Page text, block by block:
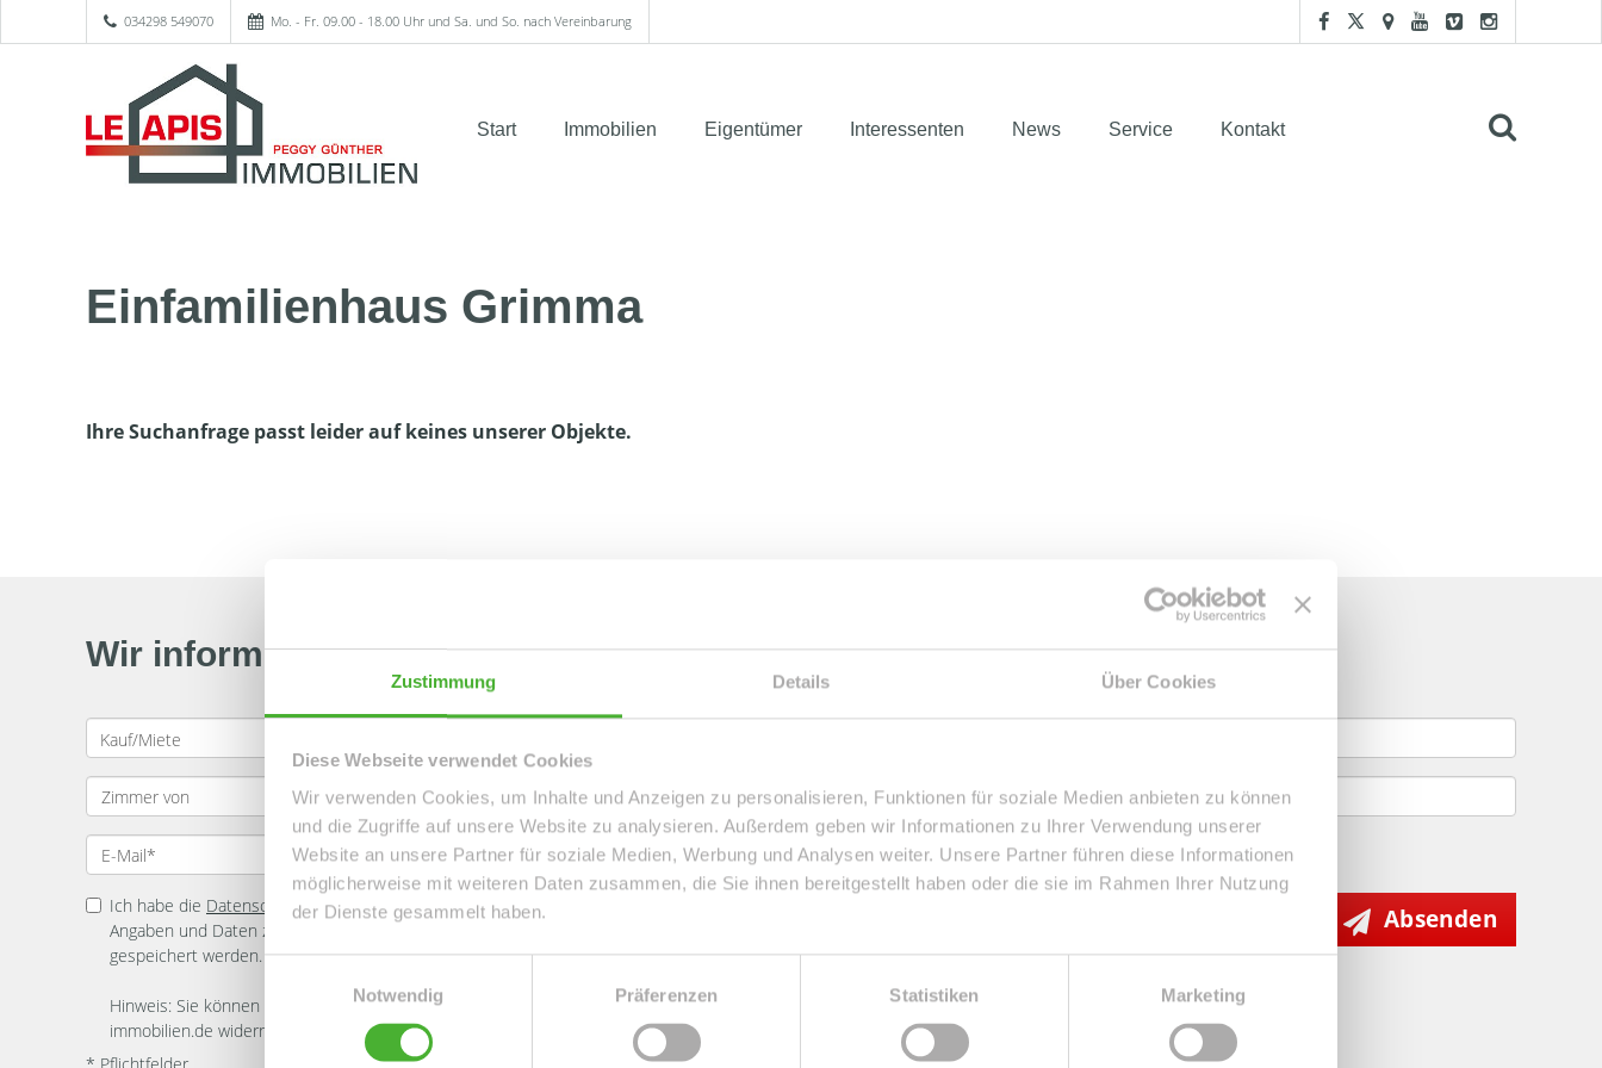
Zustimmung Details Über Cookies
Diese Webseite verwendet Cookies
Wir verwenden Cookies, um Inhalte und Anzeigen zu personalisieren, Funktionen für soziale Medien anbieten zu können
und die Zugriffe auf unsere Website zu analysieren. Außerdem geben wir Informationen zu Ihrer Verwendung unserer
Website an unsere Partner für soziale Medien, Werbung und Analysen weiter. Unsere Partner führen diese Informationen
möglicherweise mit weiteren Daten zusammen, die Sie ihnen bereitgestellt haben oder die sie im Rahmen Ihrer Nutzung
der Dienste gesammelt haben.
Notwendig
Präferenzen Statistiken Marketing
034298 549070 Mo. - Fr. 09.00 - 18.00 Uhr und Sa. und So. nach Vereinbarung
Start Immobilien Eigentümer Interessenten News Service Kontakt
Einfamilienhaus Grimma
Ihre Suchanfrage passt leider auf keines unserer Objekte.
Wir informieren Sie automatisch über passende neue Angebote
Ich habe die Datenschutzerklärungzur Kenntnis genommen. Ich stimme zu, dass meine
Angaben und Daten zur Beantwortung meiner Anfrage elektronisch erhoben und
gespeichert werden.
Hinweis: Sie können Ihre Einwilligung jederzeit für die Zukunft per E-Mail an info@le-apis-
immobilien.de widerrufen. *
Absenden